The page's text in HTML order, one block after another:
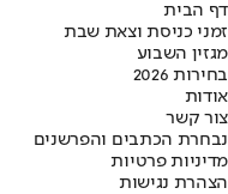
דף הבית
זמני כניסת וצאת שבת
מגזין השבוע
בחירות 2026
אודות
צור קשר
נבחרת הכתבים והפרשנים
מדיניות פרטיות
הצהרת נגישות